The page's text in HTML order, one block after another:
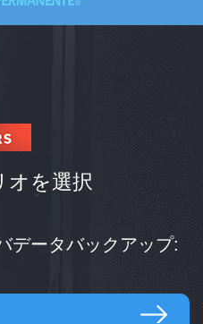
オを選択
データバックアップ: